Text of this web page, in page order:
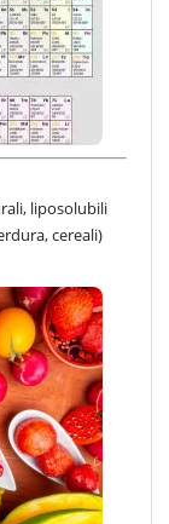
liposolubili
cereali)